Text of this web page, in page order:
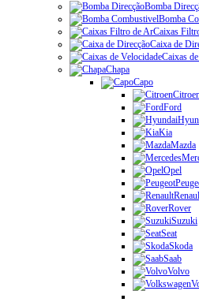
Bomba
Bomba
Caixas
Caixa de
Caixas
Chapa
Capo
Ford
Kia
Mazda
Opel
Rover
Suzuki
Seat
Skoda
Saab
Volvo